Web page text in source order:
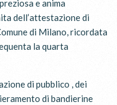
e anima
dell’attestazione di
di Milano, ricordata
la quarta
di pubblico , dei
di bandierine